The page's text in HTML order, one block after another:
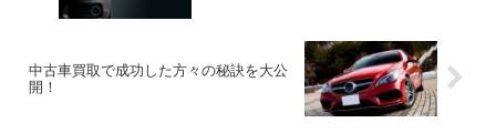
中古車買取で成功した方々の秘訣を大公
開！